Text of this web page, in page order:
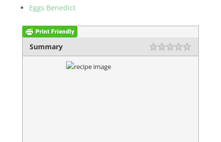
Eggs Benedict
Summary Rating